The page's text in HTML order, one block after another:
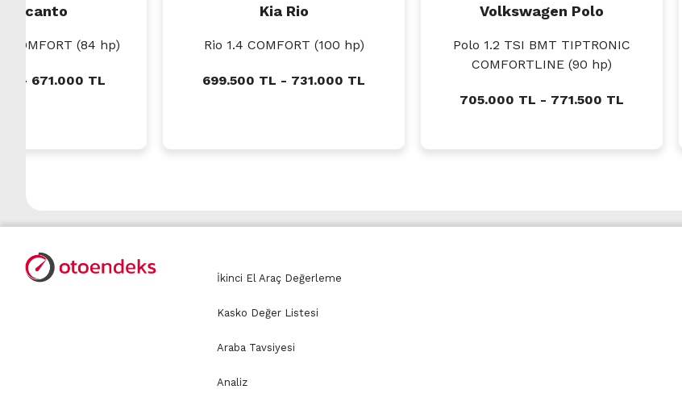
Picanto
COMFORT (84 hp)
- 671.000 TL
Kia Rio
Rio 1.4 COMFORT (100 hp)
699.500 TL - 731.000 TL
Volkswagen Polo
Polo 1.2 TSI BMT TIPTRONIC
COMFORTLINE (90 hp)
705.000 TL - 771.500 TL
İkinci El Araç Değerleme
Kasko Değer Listesi
Araba Tavsiyesi
Analiz